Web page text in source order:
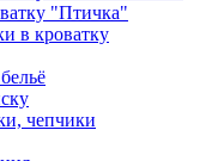
"Птичка"
в кроватку
чепчики